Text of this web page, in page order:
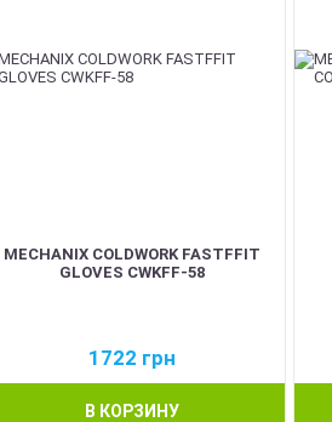
MECHANIX COLDWORK FASTFFIT
GLOVES CWKFF-58
1722 грн
В КОРЗИНУ